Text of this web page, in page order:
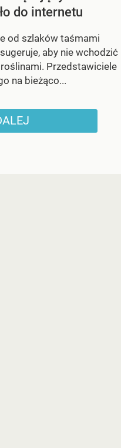
do internetu
od szlaków taśmami
aby nie wchodzić
Przedstawiciele
na bieżąco...